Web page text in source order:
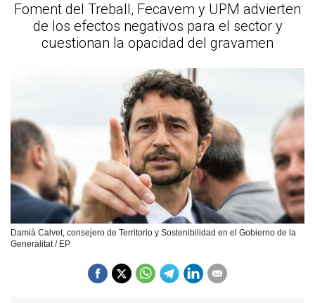
Foment del Treball, Fecavem y UPM advierten
de los efectos negativos para el sector y
cuestionan la opacidad del gravamen
Damià Calvet, consejero de Territorio y Sostenibilidad en el Gobierno de la
Generalitat / EP